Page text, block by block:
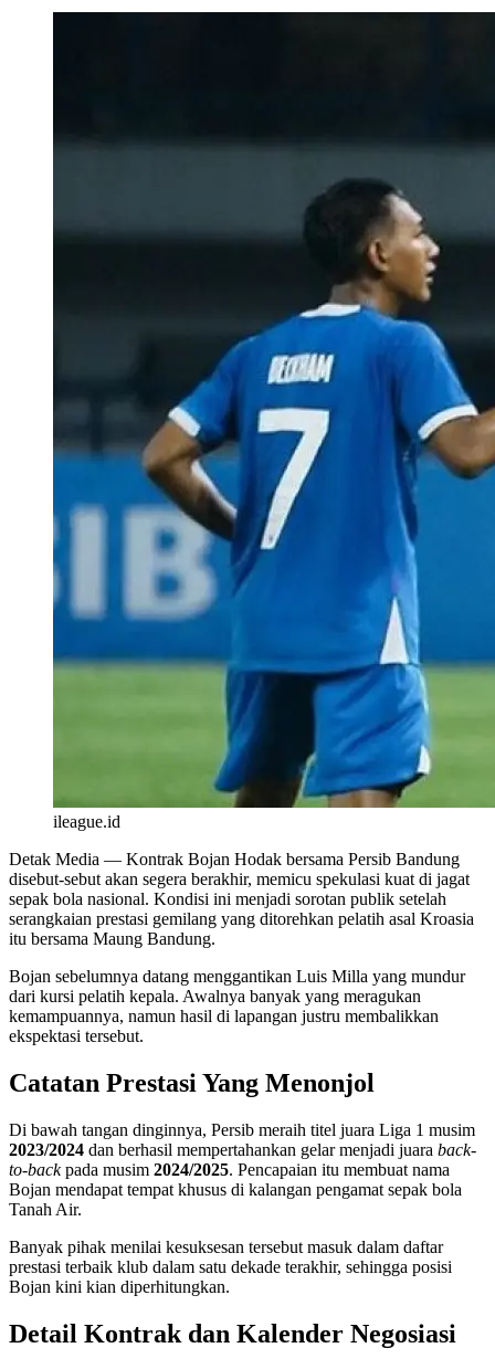
ileague.id
Detak Media — Kontrak Bojan Hodak bersama Persib Bandung
disebut-sebut akan segera berakhir, memicu spekulasi kuat di jagat
sepak bola nasional. Kondisi ini menjadi sorotan publik setelah
serangkaian prestasi gemilang yang ditorehkan pelatih asal Kroasia
itu bersama Maung Bandung.
Bojan sebelumnya datang menggantikan Luis Milla yang mundur
dari kursi pelatih kepala. Awalnya banyak yang meragukan
kemampuannya, namun hasil di lapangan justru membalikkan
ekspektasi tersebut.
Catatan Prestasi Yang Menonjol
Di bawah tangan dinginnya, Persib meraih titel juara Liga 1 musim
2023/2024 dan berhasil mempertahankan gelar menjadi juara back-
to-backpada musim 2024/2025. Pencapaian itu membuat nama
Bojan mendapat tempat khusus di kalangan pengamat sepak bola
Tanah Air.
Banyak pihak menilai kesuksesan tersebut masuk dalam daftar
prestasi terbaik klub dalam satu dekade terakhir, sehingga posisi
Bojan kini kian diperhitungkan.
Detail Kontrak dan Kalender Negosiasi